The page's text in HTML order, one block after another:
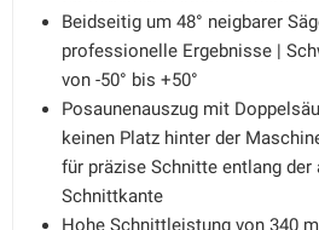
Beidseitig um 48° neigbarer
professionelle Ergebnisse |
von -50° bis +50°
Posaunenauszug mit
keinen Platz hinter der
für präzise Schnitte entlang der
Schnittkante
Hohe Schnittleistung von 340